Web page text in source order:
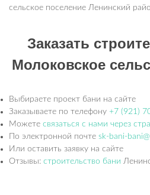
сельское поселение Ленинский
Заказать
Молоковское
Выбираете проект бани на сайте
Заказываете по телефону +7 (921)
Можете связаться с нами через
По электронной почте sk-bani-
Или оставить заявку на сайте
Отзывы: строительство бани